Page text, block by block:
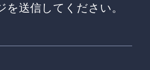
を送信してください。